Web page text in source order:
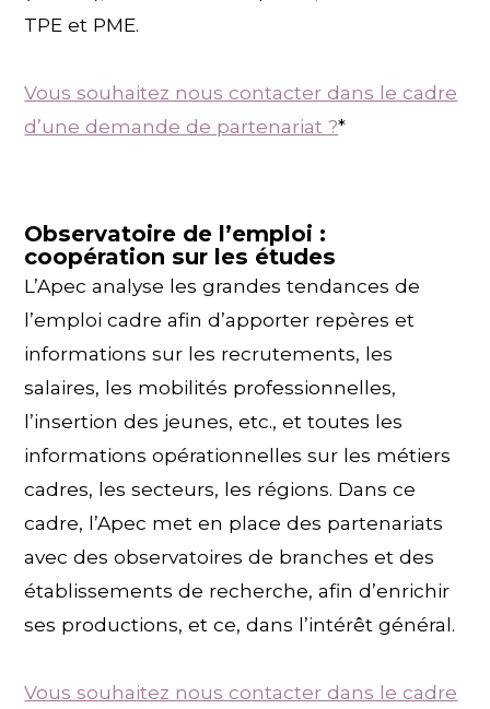
TPE et PME.
Vous souhaitez nous contacter dans le cadre
d’une demande de partenariat ?*
Observatoire de l’emploi :
coopération sur les études
L’Apec analyse les grandes tendances de
l’emploi cadre afin d’apporter repères et
informations sur les recrutements, les
salaires, les mobilités professionnelles,
l’insertion des jeunes, etc., et toutes les
informations opérationnelles sur les métiers
cadres, les secteurs, les régions. Dans ce
cadre, l’Apec met en place des partenariats
avec des observatoires de branches et des
établissements de recherche, afin d’enrichir
ses productions, et ce, dans l’intérêt général.
Vous souhaitez nous contacter dans le cadre